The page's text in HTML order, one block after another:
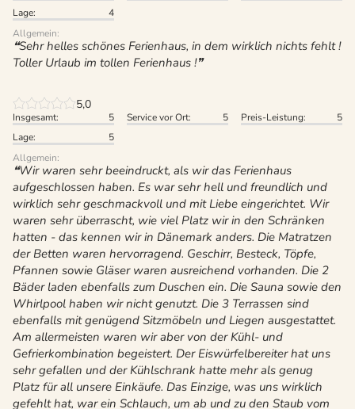
Lage:
4
Allgemein:
Sehr helles schönes Ferienhaus, in dem wirklich nichts fehlt !
Toller Urlaub im tollen Ferienhaus !
5,0
Insgesamt: 5 Service vor Ort: 5 Preis-Leistung:
5
Lage:
5
Allgemein:
Wir waren sehr beeindruckt, als wir das Ferienhaus
aufgeschlossen haben. Es war sehr hell und freundlich und
wirklich sehr geschmackvoll und mit Liebe eingerichtet. Wir
waren sehr überrascht, wie viel Platz wir in den Schränken
hatten - das kennen wir in Dänemark anders. Die Matratzen
der Betten waren hervorragend. Geschirr, Besteck, Töpfe,
Pfannen sowie Gläser waren ausreichend vorhanden. Die 2
Bäder laden ebenfalls zum Duschen ein. Die Sauna sowie den
Whirlpool haben wir nicht genutzt. Die 3 Terrassen sind
ebenfalls mit genügend Sitzmöbeln und Liegen ausgestattet.
Am allermeisten waren wir aber von der Kühl- und
Gefrierkombination begeistert. Der Eiswürfelbereiter hat uns
sehr gefallen und der Kühlschrank hatte mehr als genug
Platz für all unsere Einkäufe. Das Einzige, was uns wirklich
gefehlt hat, war ein Schlauch, um ab und zu den Staub vom